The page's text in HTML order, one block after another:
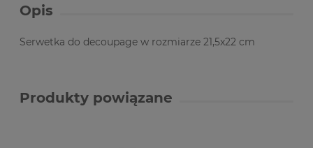
Opis
Serwetka do decoupage w rozmiarze 21,5x22 cm
Produkty powiązane